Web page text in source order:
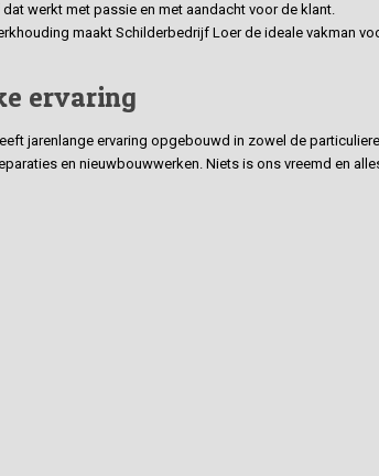
werkt met passie en met aandacht voor de klant.
maakt Schilderbedrijf Loer de ideale vakman
ervaring
jarenlange ervaring opgebouwd in zowel de
en nieuwbouwwerken. Niets is ons vreemd en